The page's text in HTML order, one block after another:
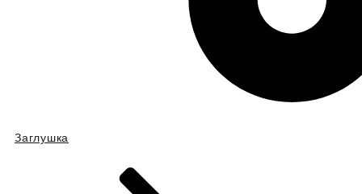
Заглушка